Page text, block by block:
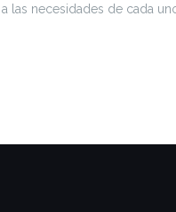
las necesidades de cada